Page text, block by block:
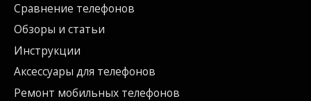
Сравнение телефонов
Обзоры и статьи
Инструкции
Аксессуары для телефонов
Ремонт мобильных телефонов